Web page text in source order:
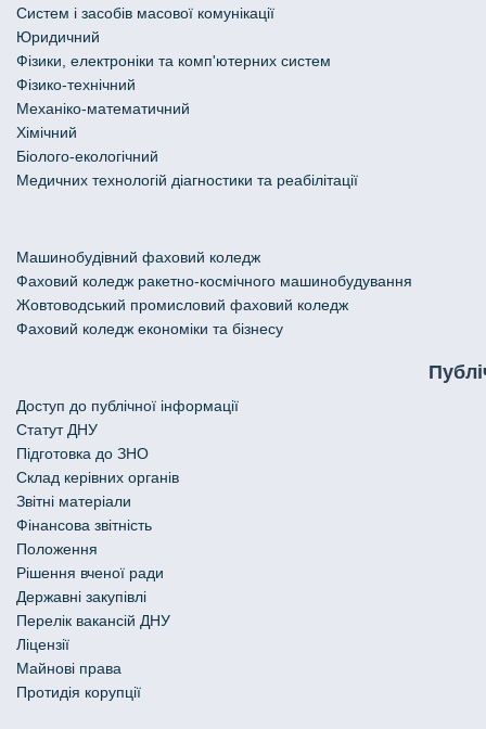
Систем і засобів масової комунікації
Юридичний
Фізики, електроніки та комп'ютерних систем
Фізико-технічний
Механіко-математичний
Хімічний
Біолого-екологічний
Медичних технологій діагностики та реабілітації
Машинобудівний фаховий коледж
Фаховий коледж ракетно-космічного машинобудування
Жовтоводський промисловий фаховий коледж
Фаховий коледж економіки та бізнесу
Доступ до публічної інформації
Статут ДНУ
Підготовка до ЗНО
Склад керівних органів
Звітні матеріали
Фінансова звітність
Положення
Рішення вченої ради
Державні закупівлі
Перелік вакансій ДНУ
Ліцензії
Майнові права
Протидія корупції